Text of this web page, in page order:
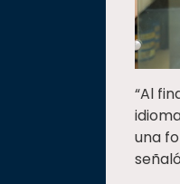
“Al
una